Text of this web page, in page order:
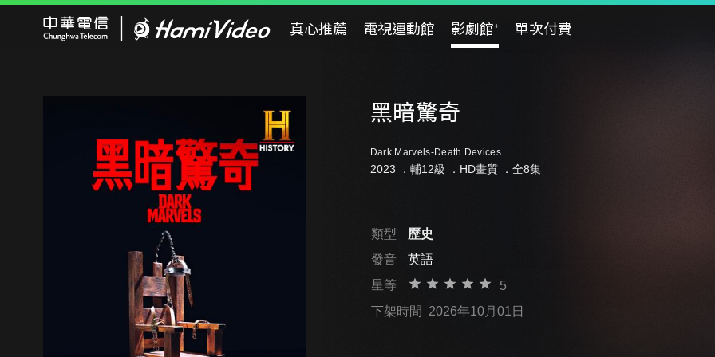
真心推薦 電視運動館 影劇館⁺ 單次付費
黑暗驚奇
Dark Marvels-Death Devices
2023 ． 輔12級 ．HD畫質 ．全8集
類型
歷史
發音
英語
星等
5
下架時間 2026年10月01日